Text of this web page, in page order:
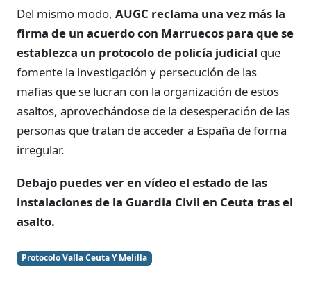
Del mismo modo, AUGC reclama una vez más la
firma de un acuerdo con Marruecos para que se
establezca un protocolo de policía judicial que
fomente la investigación y persecución de las
mafias que se lucran con la organización de estos
asaltos, aprovechándose de la desesperación de las
personas que tratan de acceder a España de forma
irregular.
Debajo puedes ver en vídeo el estado de las
instalaciones de la Guardia Civil en Ceuta tras el
asalto.
Protocolo Valla Ceuta Y Melilla